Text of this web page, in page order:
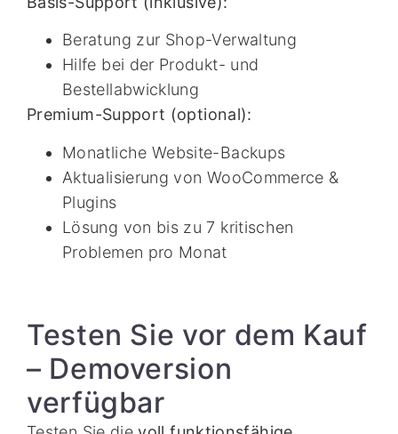
Beratung zur Shop-Verwaltung
Hilfe bei der Produkt- und
Bestellabwicklung
Premium-Support (optional):
Monatliche Website-Backups
Aktualisierung von WooCommerce &
Plugins
Lösung von bis zu 7 kritischen
Problemen pro Monat
Testen Sie vor dem Kauf
– Demoversion
verfügbar